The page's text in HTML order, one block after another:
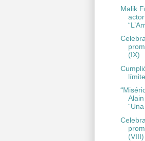
Malik
(IX)
límite
(VIII)